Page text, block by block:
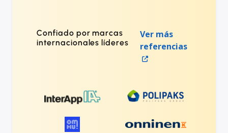
Confiado por marcas
internacionales líderes
Ver más
referencias